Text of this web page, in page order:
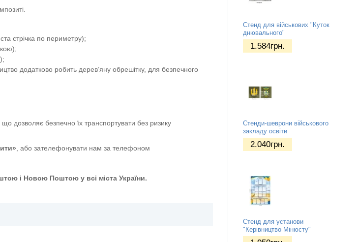
стрічка по периметру);
додатково робить дерев’яну обрешітку, для безпечного
дозволяє безпечно їх транспортувати без ризику
, або зателефонувати нам за телефоном
і Новою Поштою у всі міста України.
Стенд для військових "Куток
днювального"
1.584грн.
Стенди-шеврони військового
закладу освіти
2.040грн.
Стенд для установи
"Керівництво Мінюсту"